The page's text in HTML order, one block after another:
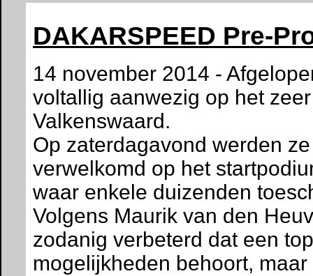
DAKARSPEED Pre-
14 november 2014 -
voltallig aanwezig op het
Valkenswaard.
Op zaterdagavond werden
verwelkomd op het
waar enkele duizenden
Volgens Maurik van den
zodanig verbeterd dat een
mogelijkheden behoort,